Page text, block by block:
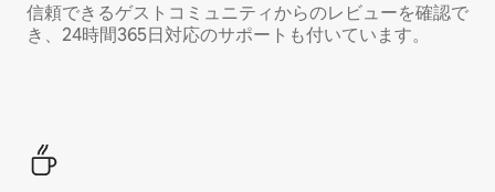
信頼できるゲストコミュニティからのレビューを確認で
き、24時間365日対応のサポートも付いています。